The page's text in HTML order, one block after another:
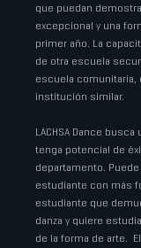
que puedan
excepcional y una
primer año. La
de otra escuela
escuela comunitaria,
institución similar.
LACHSA Dance
tenga potencial de
departamento.
estudiante con más
estudiante que
danza y quiere
de la forma de arte.